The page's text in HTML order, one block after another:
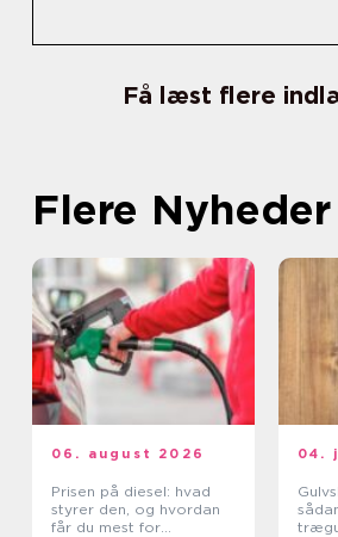
Få læst flere
Flere Nyheder
06. august 2026
Prisen på diesel: hvad
styrer den, og hvordan
får du mest for
04.